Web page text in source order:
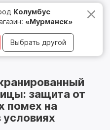
Колумбус
«Мурманск»
Выбрать другой
8 800 500 05 15
защита от
помех на
условиях